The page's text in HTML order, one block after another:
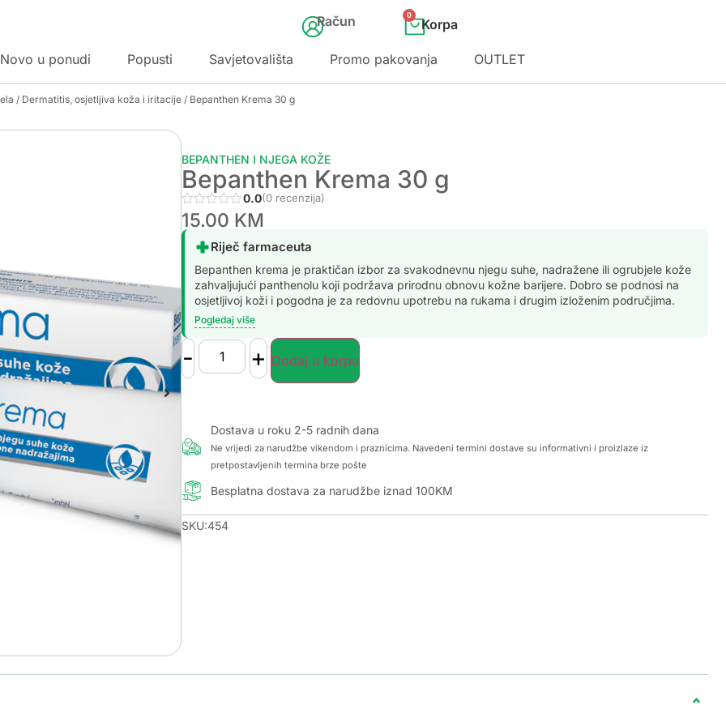
Račun 0
Novo u ponudi Popusti Savjetovališta Promo pakovanja OUTLET
/ Dermatitis, osjetljiva koža i iritacije / Bepanthen Krema 30 g
BEPANTHEN I NJEGA KOŽE
Bepanthen Krema 30 g
0.0(0 recenzija)
15.00 KM
Riječ farmaceuta
Bepanthen krema je praktičan izbor za svakodnevnu njegu suhe, nadražene ili ogrubjele kože
zahvaljujući panthenolu koji podržava prirodnu obnovu kožne barijere. Dobro se podnosi na
osjetljivoj koži i pogodna je za redovnu upotrebu na rukama i drugim izloženim područjima.
Pogledaj više
- + Dodaj u korpu
Dostava u roku 2-5 radnih dana
Ne vrijedi za narudžbe vikendom i praznicima. Navedeni termini dostave su informativni i proizlaze iz
pretpostavljenih termina brze pošte
Besplatna dostava za narudžbe iznad 100KM
SKU:454